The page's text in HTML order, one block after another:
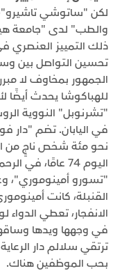
لكن "ساتوشي
والطب" لدى "جامعة
ذلك التمييز
تحسين التواصل بين
الجمهور بمخاوف لا
للهباكوشا يحدث أيضًا
"تشرنوبل" النووية
في اليابان. تضم "دار
نحو مئة شخص ناجٍ من
اليوم 74 عامًا،
الانفجار، تعطي
في وجهها ويدها
ترتقي سلالم دار
بحب الموظفين هناك.